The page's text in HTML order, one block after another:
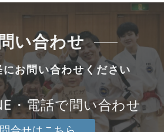
い合わせ
にお問い合わせください
・電話で問い合わせ